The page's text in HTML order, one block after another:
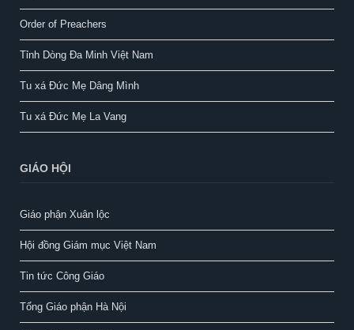
Order of Preachers
Tỉnh Dòng Đa Minh Việt Nam
Tu xá Đức Mẹ Dâng Mình
Tu xá Đức Mẹ La Vang
GIÁO HỘI
Giáo phận Xuân lộc
Hội đồng Giám mục Việt Nam
Tin tức Công Giáo
Tổng Giáo phận Hà Nội